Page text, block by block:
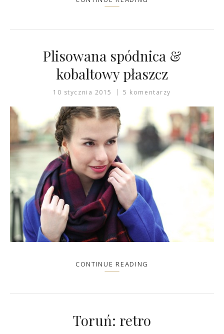
Plisowana spódnica &
kobaltowy płaszcz
10 stycznia 2015 5 komentarzy
CONTINUE READING
Toruń: retro